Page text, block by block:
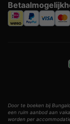
Door te boeken bij
een ruim aanbod aan
worden per